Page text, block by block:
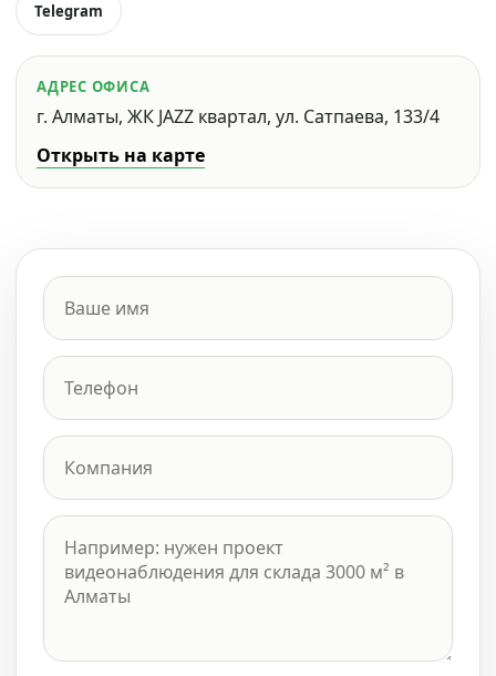
Telegram
АДРЕС ОФИСА
г. Алматы, ЖК JAZZ квартал, ул. Сатпаева, 133/4
Открыть на карте